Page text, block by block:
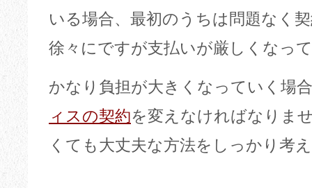
いる場合、最初のうちは問題なく
徐々にですが支払いが厳しくなっ
かなり負担が大きくなっていく場
ィスの契約を変えなければなりま
くても大丈夫な方法をしっかり考